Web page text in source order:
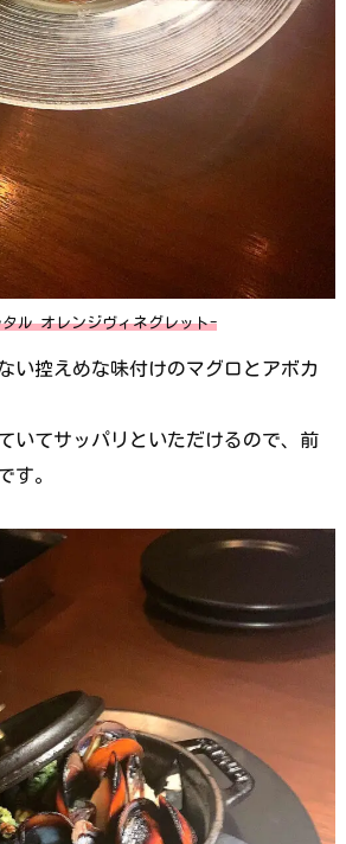
ル オレンジヴィネグレット-
い控えめな味付けのマグロとアボカ
いてサッパリといただけるので、前
す。